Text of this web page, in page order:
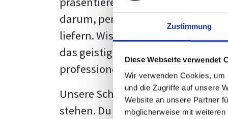
Zustimmung
Diese Webseite verwendet
Wir verwenden Cookies,
und die Zugriffe auf unsere
Website an unsere Partner
möglicherweise mit
darum, persönliche Meinungen
liefern. Wissenschaftliche Texte,
das geistige Eigentum des
professionell zu kommunizieren.
Unsere Schulung wurde mit Blick
stehen. Du wirst nicht nur